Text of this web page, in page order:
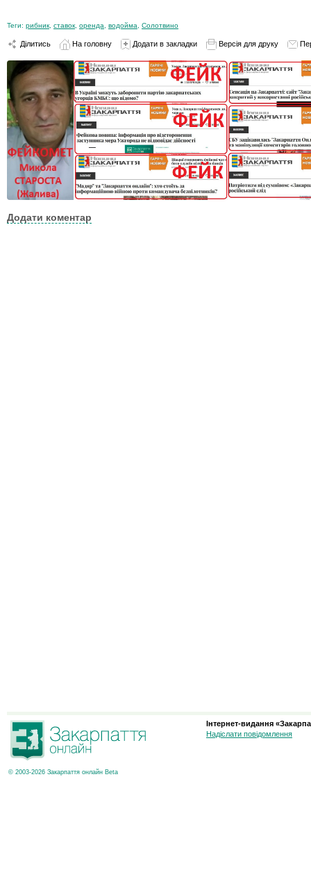
Теги: рибник ставок оренда водойма Солотвино
Ділитись На головну Додати в закладки Версія для друку
Додати коментар
© 2003-2026 Закарпаття онлайн Beta
Інтернет-видання
Надіслати повідомлення